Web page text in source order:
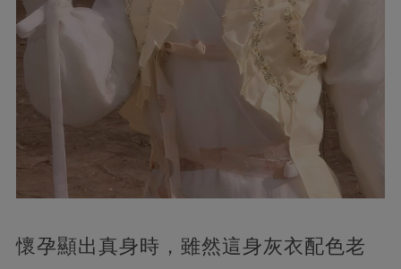
懷孕顯出真身時，雖然這身灰衣配色老